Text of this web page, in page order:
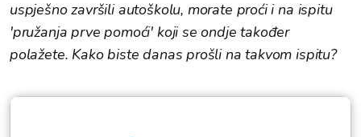
uspješno završili autoškolu, morate proći i na ispitu
'pružanja prve pomoći' koji se ondje također
polažete. Kako biste danas prošli na takvom ispitu?